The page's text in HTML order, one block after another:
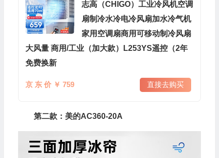
志高（CHIGO）工业冷风机空调
扇制冷水冷电冷风扇加水冷气机
家用空调扇商用可移动制冷风扇
大风量 商用/工业（加大款）L253YS遥控（2年
免费换新
京 东 价 ￥ 759 直接去购买
第二款：美的AC360-20A